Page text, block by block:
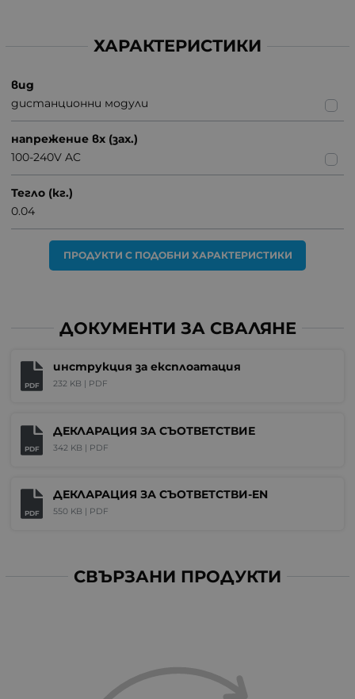
ХАРАКТЕРИСТИКИ
вид
дистанционни модули
напрежение вх (зах.)
100-240V AC
Тегло (кг.)
0.04
ПРОДУКТИ С ПОДОБНИ ХАРАКТЕРИСТИКИ
ДОКУМЕНТИ ЗА СВАЛЯНЕ
PDF
инструкция за експлоатация
232 KB | PDF
PDF
ДЕКЛАРАЦИЯ ЗА СЪОТВЕТСТВИЕ
342 KB | PDF
PDF
ДЕКЛАРАЦИЯ ЗА СЪОТВЕТСТВИ-EN
550 KB | PDF
СВЪРЗАНИ ПРОДУКТИ